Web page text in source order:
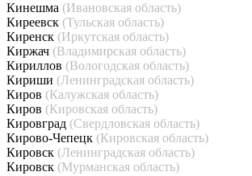
Кинешма (Ивановская область)
Киреевск (Тульская область)
Киренск (Иркутская область)
Киржач (Владимирская область)
Кириллов (Вологодская область)
Кириши (Ленинградская область)
Киров (Калужская область)
Киров (Кировская область)
Кировград (Свердловская область)
Кирово-Чепецк (Кировская область)
Кировск (Ленинградская область)
Кировск (Мурманская область)